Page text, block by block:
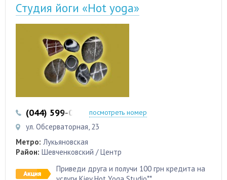
Студия йоги «Hot yoga»
(044) 599-01-47 (050) 669-51-36
посмотреть номер
ул. Обсерваторная, 23
Метро: Лукьяновская
Район: Шевченковский / Центр
Приведи друга и получи 100 грн кредита на